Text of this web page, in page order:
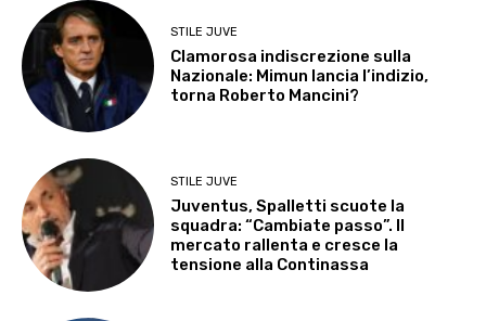
STILE JUVE
Clamorosa indiscrezione sulla
Nazionale: Mimun lancia l’indizio,
torna Roberto Mancini?
STILE JUVE
Juventus, Spalletti scuote la
squadra: “Cambiate passo”. Il
mercato rallenta e cresce la
tensione alla Continassa